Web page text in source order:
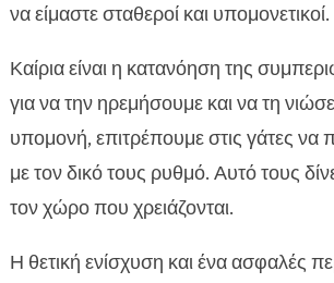
να είμαστε σταθεροί και υπομονετικοί.
Καίρια είναι η κατανόηση της
για να την ηρεμήσουμε και να τη
υπομονή, επιτρέπουμε στις γάτες να
με τον δικό τους ρυθμό. Αυτό τους
τον χώρο που χρειάζονται.
Η θετική ενίσχυση και ένα ασφαλές